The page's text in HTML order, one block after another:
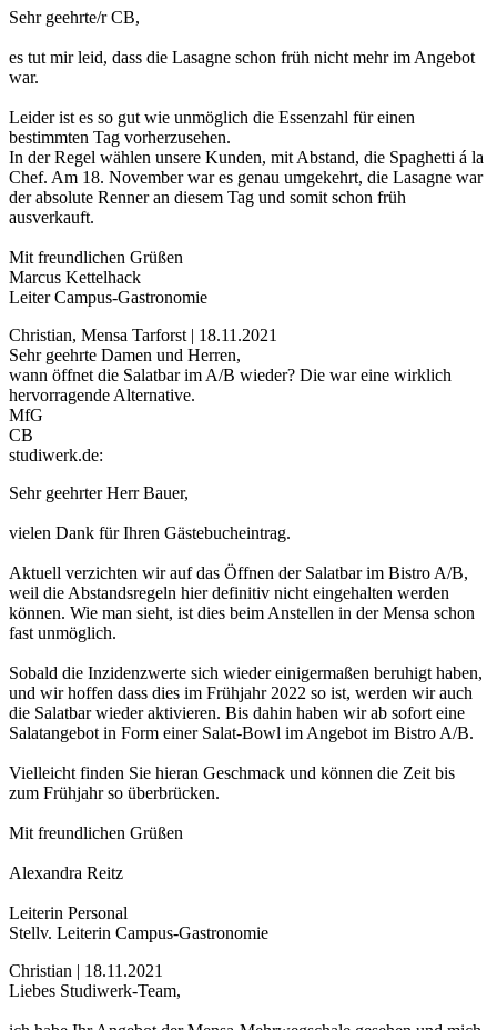
Sehr geehrte/r CB,
es tut mir leid, dass die Lasagne schon früh nicht mehr im Angebot
war.
Leider ist es so gut wie unmöglich die Essenzahl für einen
bestimmten Tag vorherzusehen.
In der Regel wählen unsere Kunden, mit Abstand, die Spaghetti á la
Chef. Am 18. November war es genau umgekehrt, die Lasagne war
der absolute Renner an diesem Tag und somit schon früh
ausverkauft.
Mit freundlichen Grüßen
Marcus Kettelhack
Leiter Campus-Gastronomie
Christian, Mensa Tarforst | 18.11.2021
Sehr geehrte Damen und Herren,
wann öffnet die Salatbar im A/B wieder? Die war eine wirklich
hervorragende Alternative.
MfG
CB
studiwerk.de:
Sehr geehrter Herr Bauer,
vielen Dank für Ihren Gästebucheintrag.
Aktuell verzichten wir auf das Öffnen der Salatbar im Bistro A/B,
weil die Abstandsregeln hier definitiv nicht eingehalten werden
können. Wie man sieht, ist dies beim Anstellen in der Mensa schon
fast unmöglich.
Sobald die Inzidenzwerte sich wieder einigermaßen beruhigt haben,
und wir hoffen dass dies im Frühjahr 2022 so ist, werden wir auch
die Salatbar wieder aktivieren. Bis dahin haben wir ab sofort eine
Salatangebot in Form einer Salat-Bowl im Angebot im Bistro A/B.
Vielleicht finden Sie hieran Geschmack und können die Zeit bis
zum Frühjahr so überbrücken.
Mit freundlichen Grüßen
Alexandra Reitz
Leiterin Personal
Stellv. Leiterin Campus-Gastronomie
Christian | 18.11.2021
Liebes Studiwerk-Team,